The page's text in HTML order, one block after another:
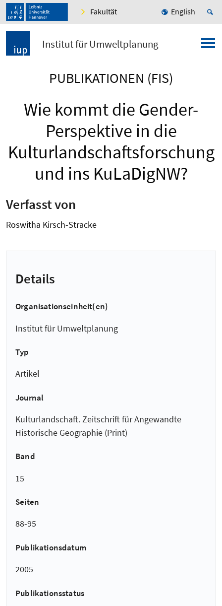
Fakultät English
Institut für Umweltplanung
PUBLIKATIONEN (FIS)
Wie kommt die Gender-
Perspektive in die
Kulturlandschaftsforschung
und ins KuLaDigNW?
Verfasst von
Roswitha Kirsch-Stracke
Details
Organisationseinheit(en)
Institut für Umweltplanung
Typ
Artikel
Journal
Kulturlandschaft. Zeitschrift für Angewandte
Historische Geographie (Print)
Band
15
Seiten
88-95
Publikationsdatum
2005
Publikationsstatus